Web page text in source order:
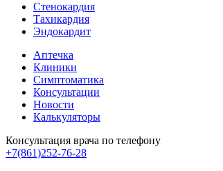
Стенокардия
Тахикардия
Эндокардит
Аптечка
Клиники
Симптоматика
Консультации
Новости
Калькуляторы
Консультация врача по телефону
+7(861)252-76-28